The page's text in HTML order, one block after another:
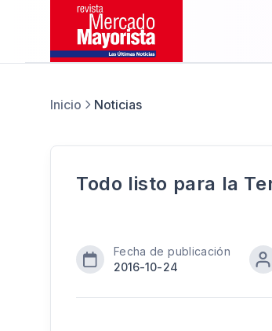
Inicio Noticias
Todo listo para la
Fecha de publicación
2016-10-24